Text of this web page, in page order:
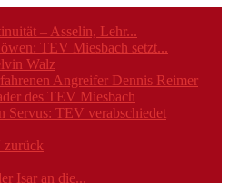
– Asselin, Lehr...
TEV Miesbach setzt...
Walz
Angreifer Dennis Reimer
des TEV Miesbach
Servus: TEV verabschiedet
zurück
Isar an die...